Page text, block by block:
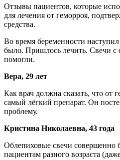
Отзывы пациентов, которые
для лечения от геморроя,
средства.
Во время беременности
было. Пришлось лечить. Свечи с
помогли.
Вера, 29 лет
Как врач должна сказать, что от
самый лёгкий препарат. Он
проблему.
Кристина Николаевна, 43 года
Облепиховые свечи
пациентам разного возраста